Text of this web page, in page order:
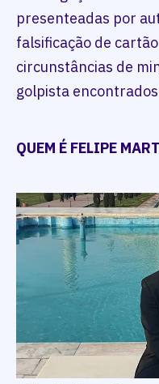
presenteadas por
falsificação de
circunstâncias de
golpista
QUEM É FELIPE